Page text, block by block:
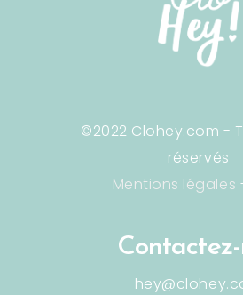
©2022 Clohey.com -
réservés
Mentions légales